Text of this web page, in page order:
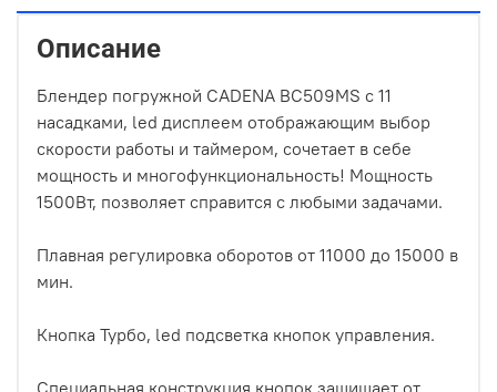
Описание
Блендер погружной CADENA BC509MS с 11
насадками, led дисплеем отображающим выбор
скорости работы и таймером, сочетает в себе
мощность и многофункциональность! Мощность
1500Вт, позволяет справится с любыми задачами.
Плавная регулировка оборотов от 11000 до 15000 в
мин.
Кнопка Турбо, led подсветка кнопок управления.
Специальная конструкция кнопок защищает от